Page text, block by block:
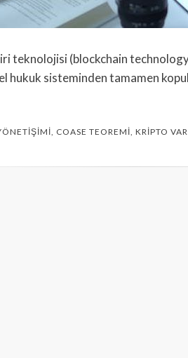
teknolojisi (blockchain
hukuk sisteminden tamamen
, COASE TEOREMI, KRIPTO